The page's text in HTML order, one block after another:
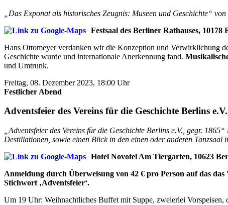
„Das Exponat als historisches Zeugnis: Museen und Geschichte“
Festsaal des Berliner Rathauses, 10178
Hans Ottomeyer verdanken wir die Konzeption und Verwirklichung
Geschichte wurde und internationale Anerkennung fand.
und Umtrunk.
Freitag, 08. Dezember 2023, 18:00 Uhr
Festlicher Abend
Adventsfeier des Vereins für die Geschichte Berlins
„Adventsfeier des Vereins für die Geschichte Berlins e.V., gegr.
Destillationen, sowie einen Blick in den einen oder anderen
Hotel Novotel Am Tiergarten, 10623
Anmeldung durch Überweisung von 42 € pro Person auf das
Stichwort ‚Adventsfeier‘.
Um 19 Uhr: Weihnachtliches Buffet mit Suppe, zweierlei